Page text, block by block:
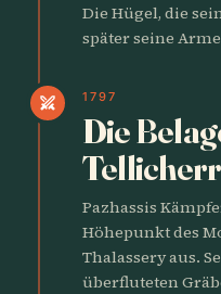
Die Hügel, die
später seine
swords 1797
Die
Pazhassis
Höhepunkt des
Thalassery aus.
überfluteten